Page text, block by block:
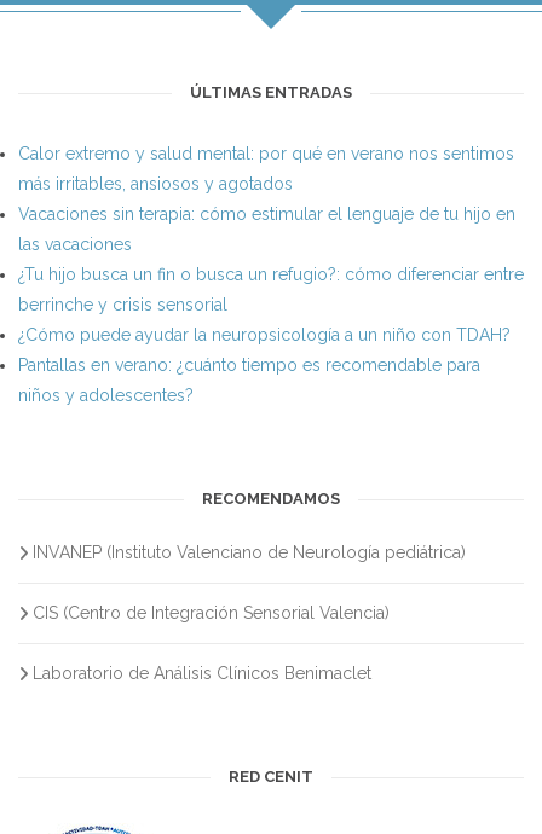
ÚLTIMAS ENTRADAS
Calor extremo y salud mental: por qué en verano nos sentimos
más irritables, ansiosos y agotados
Vacaciones sin terapia: cómo estimular el lenguaje de tu hijo en
las vacaciones
¿Tu hijo busca un fin o busca un refugio?: cómo diferenciar entre
berrinche y crisis sensorial
¿Cómo puede ayudar la neuropsicología a un niño con TDAH?
Pantallas en verano: ¿cuánto tiempo es recomendable para
niños y adolescentes?
RECOMENDAMOS
INVANEP (Instituto Valenciano de Neurología pediátrica)
CIS (Centro de Integración Sensorial Valencia)
Laboratorio de Análisis Clínicos Benimaclet
RED CENIT